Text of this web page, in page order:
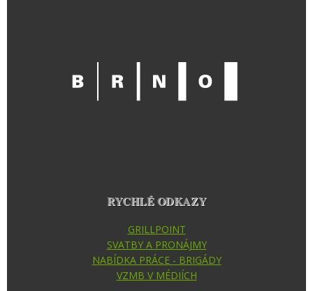
RYCHLÉ ODKAZY
GRILLPOINT
SVATBY A PRONÁJMY
NABÍDKA PRÁCE - BRIGÁDY
VZMB V MÉDIÍCH